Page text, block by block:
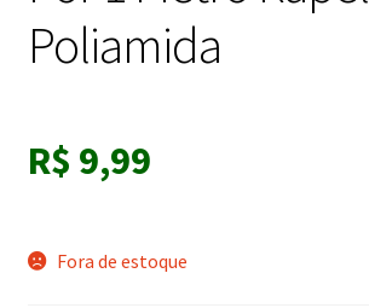
Poliamida
R$ 9,99
Fora de estoque